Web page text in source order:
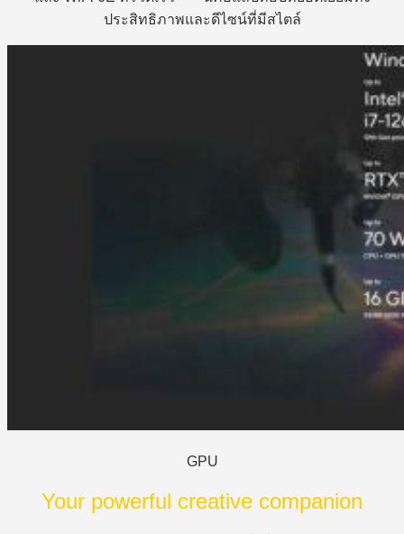
ประสิทธิภาพและดีไซน์ที่มีสไตล์
GPU
Your powerful creative companion